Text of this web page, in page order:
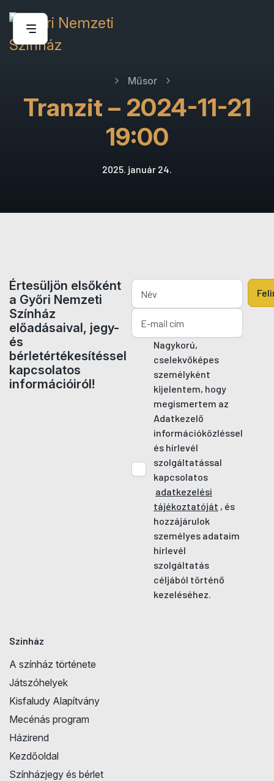
Műsor
Tranzit – 2024-11-21
19:00
2025. január 24.
Értesüljön elsőként
a Győri Nemzeti
Színház
előadásaival, jegy-
és
bérletértékesítéssel
kapcsolatos
információiról!
Nagykorú,
cselekvőképes
személyként
kijelentem, hogy
megismertem az
Adatkezelő
információközléssel
és hírlevél
szolgáltatással
kapcsolatos
adatkezelési
tájékoztatóját , és
hozzájárulok
személyes adataim
hírlevél
szolgáltatás
céljából történő
kezeléséhez.
Színház
A színház története
Játszóhelyek
Kisfaludy Alapítvány
Mecénás program
Házirend
Kezdőoldal
Színházjegy és bérlet